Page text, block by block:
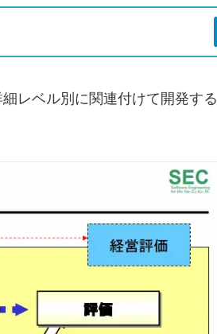
レベル別に関連付けて開発する